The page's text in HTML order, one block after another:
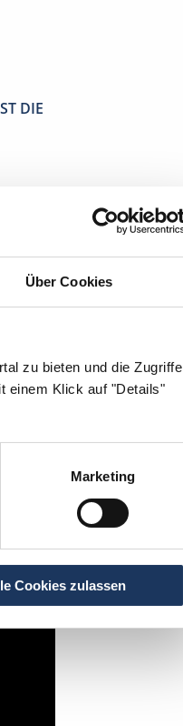
Über Cookies
zu bieten und die Zugriffe
einem Klick auf "Details"
Marketing
Cookies zulassen
DIE